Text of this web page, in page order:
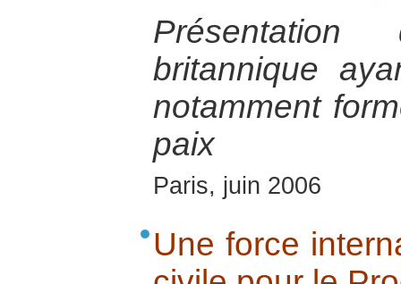
Présentation
britannique
notamment
paix
Paris, juin 2006
Une force